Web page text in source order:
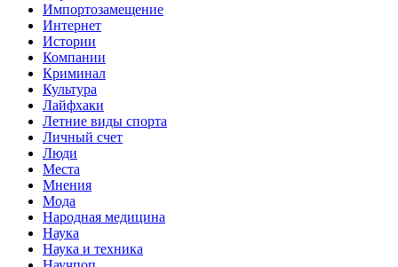
Импортозамещение
Интернет
Истории
Компании
Криминал
Культура
Лайфхаки
Летние виды спорта
Личный счет
Люди
Места
Мнения
Мода
Народная медицина
Наука
Наука и техника